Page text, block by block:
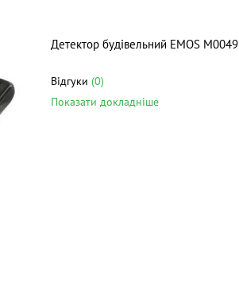
Детектор будівельний EMOS M0049
Відгуки (0)
Показати докладніше